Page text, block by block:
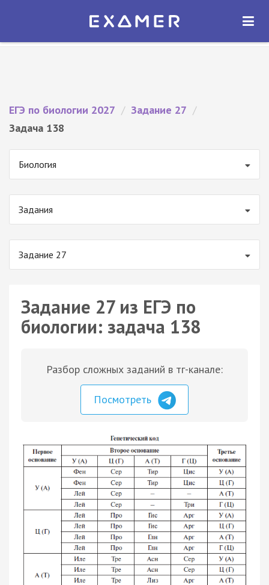
Экзамер — ЕГЭ 2027
ОТКРЫТЬ
ЕГЭ по биологии 2027 / Задание 27 /
Задача 138
Биология
Задания
Задание 27
Задание 27 из ЕГЭ по
биологии: задача 138
Разбор сложных заданий в тг-канале:
Посмотреть